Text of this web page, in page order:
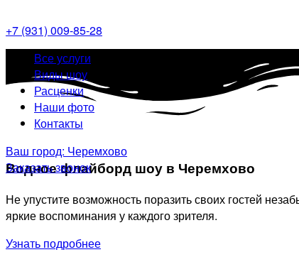
+7 (931) 009-85-28
МенюВсе услуги
Виды шоу
Расценки
Наши фото
Контакты
Ваш город: Черемхово
Заказать звонок
Водное флайборд шоу в Черемхово
Не упустите возможность поразить своих гостей
яркие воспоминания у каждого зрителя.
Узнать подробнее